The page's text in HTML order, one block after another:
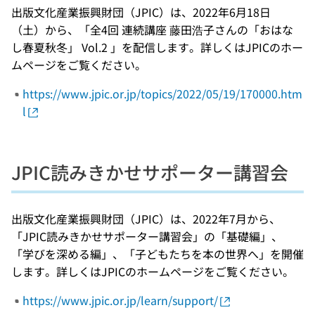
出版文化産業振興財団（JPIC）は、2022年6月18日
（土）から、「全4回 連続講座 藤田浩子さんの「おはな
し春夏秋冬」 Vol.2 」を配信します。詳しくはJPICのホー
ムページをご覧ください。
https://www.jpic.or.jp/topics/2022/05/19/170000.htm
l
JPIC読みきかせサポーター講習会
出版文化産業振興財団（JPIC）は、2022年7月から、
「JPIC読みきかせサポーター講習会」の「基礎編」、
「学びを深める編」、「子どもたちを本の世界へ」を開催
します。詳しくはJPICのホームページをご覧ください。
https://www.jpic.or.jp/learn/support/